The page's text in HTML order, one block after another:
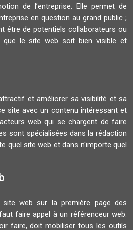
de l’entreprise. Elle permet de
en question au grand public ;
être de potentiels collaborateurs ou
que le site web soit bien visible et
et améliorer sa visibilité et sa
site avec un contenu intéressant et
web qui se chargent de faire
sont spécialisées dans la rédaction
quel site web et dans n'importe quel
web sur la première page des
faire appel à un référenceur web.
faire, doit mobiliser tous les outils